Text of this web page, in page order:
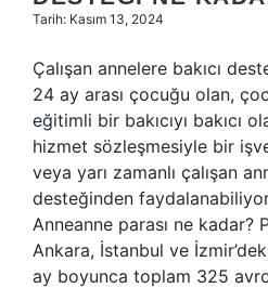
Tarih: Kasım 13, 2024
Çalışan annelere bakıcı
24 ay arası çocuğu olan,
eğitimli bir bakıcıyı bakıcı
hizmet sözleşmesiyle bir
veya yarı zamanlı çalışan
desteğinden
Anneanne parası ne kadar?
Ankara, İstanbul ve
ay boyunca toplam 325